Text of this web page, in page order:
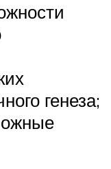
генеза;